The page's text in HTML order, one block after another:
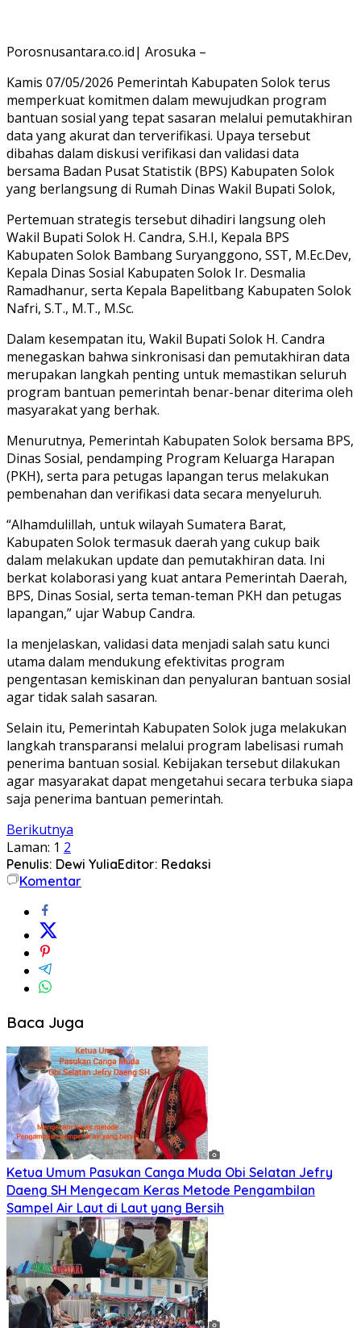
Porosnusantara.co.id| Arosuka –
Kamis 07/05/2026 Pemerintah Kabupaten Solok terus
memperkuat komitmen dalam mewujudkan program
bantuan sosial yang tepat sasaran melalui pemutakhiran
data yang akurat dan terverifikasi. Upaya tersebut
dibahas dalam diskusi verifikasi dan validasi data
bersama Badan Pusat Statistik (BPS) Kabupaten Solok
yang berlangsung di Rumah Dinas Wakil Bupati Solok,
Pertemuan strategis tersebut dihadiri langsung oleh
Wakil Bupati Solok H. Candra, S.H.I, Kepala BPS
Kabupaten Solok Bambang Suryanggono, SST, M.Ec.Dev,
Kepala Dinas Sosial Kabupaten Solok Ir. Desmalia
Ramadhanur, serta Kepala Bapelitbang Kabupaten Solok
Nafri, S.T., M.T., M.Sc.
Dalam kesempatan itu, Wakil Bupati Solok H. Candra
menegaskan bahwa sinkronisasi dan pemutakhiran data
merupakan langkah penting untuk memastikan seluruh
program bantuan pemerintah benar-benar diterima oleh
masyarakat yang berhak.
Menurutnya, Pemerintah Kabupaten Solok bersama BPS,
Dinas Sosial, pendamping Program Keluarga Harapan
(PKH), serta para petugas lapangan terus melakukan
pembenahan dan verifikasi data secara menyeluruh.
“Alhamdulillah, untuk wilayah Sumatera Barat,
Kabupaten Solok termasuk daerah yang cukup baik
dalam melakukan update dan pemutakhiran data. Ini
berkat kolaborasi yang kuat antara Pemerintah Daerah,
BPS, Dinas Sosial, serta teman-teman PKH dan petugas
lapangan,” ujar Wabup Candra.
Ia menjelaskan, validasi data menjadi salah satu kunci
utama dalam mendukung efektivitas program
pengentasan kemiskinan dan penyaluran bantuan sosial
agar tidak salah sasaran.
Selain itu, Pemerintah Kabupaten Solok juga melakukan
langkah transparansi melalui program labelisasi rumah
penerima bantuan sosial. Kebijakan tersebut dilakukan
agar masyarakat dapat mengetahui secara terbuka siapa
saja penerima bantuan pemerintah.
Berikutnya
Laman: 1 2
Penulis: Dewi YuliaEditor: Redaksi
Komentar
Baca Juga
Ketua Umum Pasukan Canga Muda Obi Selatan Jefry
Daeng SH Mengecam Keras Metode Pengambilan
Sampel Air Laut di Laut yang Bersih